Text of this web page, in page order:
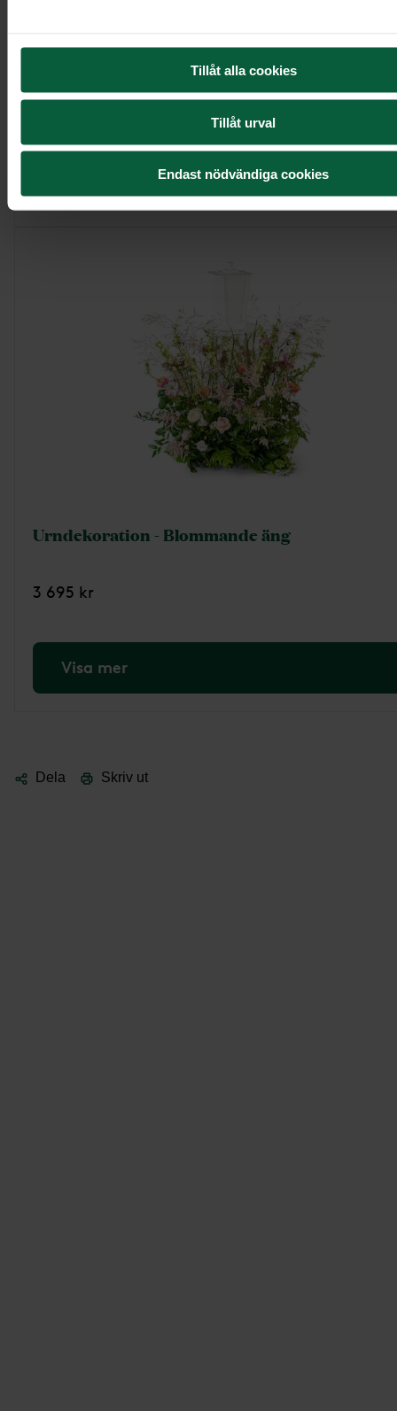
Tillåt alla cookies
Tillåt urval
Endast nödvändiga cookies
Urndekoration - Ljuv blomsterskrud
2 195 kr
Urndekoration - Blommande äng
3 695 kr
Visa mer
Dela Skriv ut